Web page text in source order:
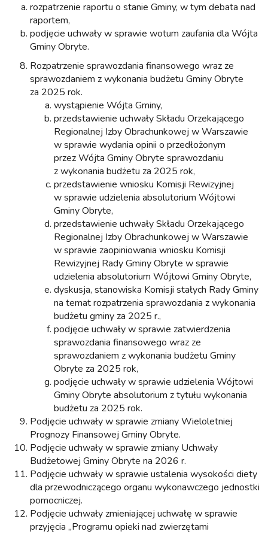
rozpatrzenie raportu o stanie Gminy, w tym debata nad
raportem,
podjęcie uchwały w sprawie wotum zaufania dla Wójta
Gminy Obryte.
Rozpatrzenie sprawozdania finansowego wraz ze
sprawozdaniem z wykonania budżetu Gminy Obryte
za 2025 rok.
wystąpienie Wójta Gminy,
przedstawienie uchwały Składu Orzekającego
Regionalnej Izby Obrachunkowej w Warszawie
w sprawie wydania opinii o przedłożonym
przez Wójta Gminy Obryte sprawozdaniu
z wykonania budżetu za 2025 rok,
przedstawienie wniosku Komisji Rewizyjnej
w sprawie udzielenia absolutorium Wójtowi
Gminy Obryte,
przedstawienie uchwały Składu Orzekającego
Regionalnej Izby Obrachunkowej w Warszawie
w sprawie zaopiniowania wniosku Komisji
Rewizyjnej Rady Gminy Obryte w sprawie
udzielenia absolutorium Wójtowi Gminy Obryte,
dyskusja, stanowiska Komisji stałych Rady Gminy
na temat rozpatrzenia sprawozdania z wykonania
budżetu gminy za 2025 r.,
podjęcie uchwały w sprawie zatwierdzenia
sprawozdania finansowego wraz ze
sprawozdaniem z wykonania budżetu Gminy
Obryte za 2025 rok,
podjęcie uchwały w sprawie udzielenia Wójtowi
Gminy Obryte absolutorium z tytułu wykonania
budżetu za 2025 rok.
Podjęcie uchwały w sprawie zmiany Wieloletniej
Prognozy Finansowej Gminy Obryte.
Podjęcie uchwały w sprawie zmiany Uchwały
Budżetowej Gminy Obryte na 2026 r.
Podjęcie uchwały w sprawie ustalenia wysokości diety
dla przewodniczącego organu wykonawczego jednostki
pomocniczej.
Podjęcie uchwały zmieniającej uchwałę w sprawie
przyjęcia „Programu opieki nad zwierzętami